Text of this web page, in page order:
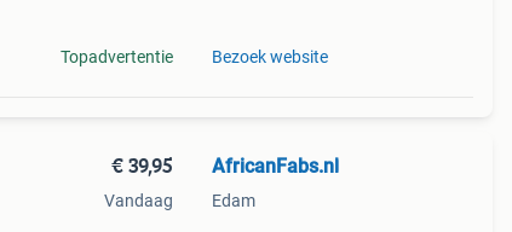
Topadvertentie Bezoek website
€ 39,95
Vandaag
AfricanFabs.nl
Edam